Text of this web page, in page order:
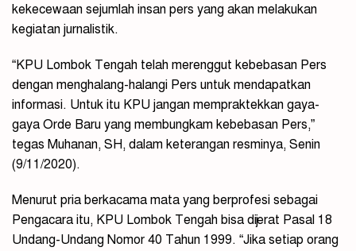
kekecewaan sejumlah insan pers yang akan melakukan
kegiatan jurnalistik.
“KPU Lombok Tengah telah merenggut kebebasan Pers
dengan menghalang-halangi Pers untuk mendapatkan
informasi. Untuk itu KPU jangan mempraktekkan gaya-
gaya Orde Baru yang membungkam kebebasan Pers,”
tegas Muhanan, SH, dalam keterangan resminya, Senin
(9/11/2020).
Menurut pria berkacama mata yang berprofesi sebagai
Pengacara itu, KPU Lombok Tengah bisa dijerat Pasal 18
Undang-Undang Nomor 40 Tahun 1999. “Jika setiap orang